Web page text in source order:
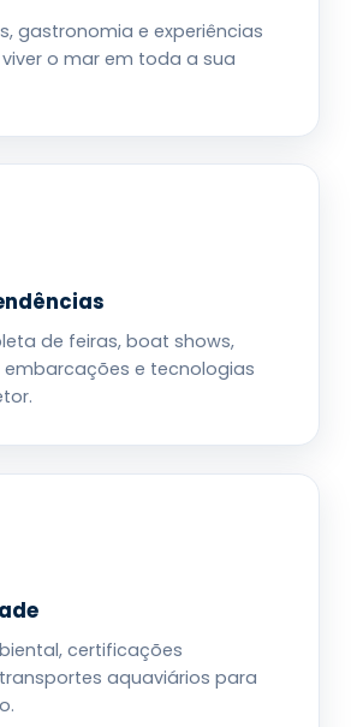
gastronomia e experiências
o mar em toda a sua
de feiras, boat shows,
e tecnologias
certificações
aquaviários para